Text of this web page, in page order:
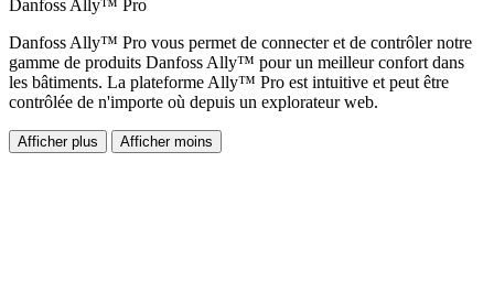
Danfoss Ally™ Pro
Danfoss Ally™ Pro vous permet de connecter et de contrôler notre
gamme de produits Danfoss Ally™ pour un meilleur confort dans
les bâtiments. La plateforme Ally™ Pro est intuitive et peut être
contrôlée de n'importe où depuis un explorateur web.
Afficher plus Afficher moins